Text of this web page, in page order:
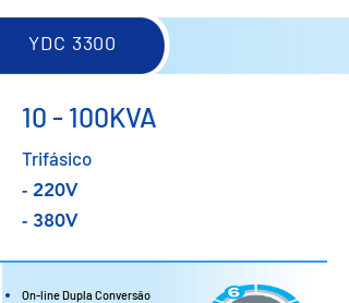
YDC 3300
10 - 100KVA
Trifásico
- 220V
- 380V
On-line Dupla Conversão